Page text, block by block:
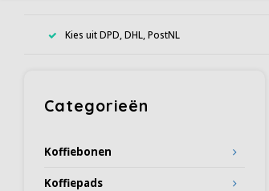
Kies uit DPD, DHL, PostNL
Categorieën
Koffiebonen
Koffiepads